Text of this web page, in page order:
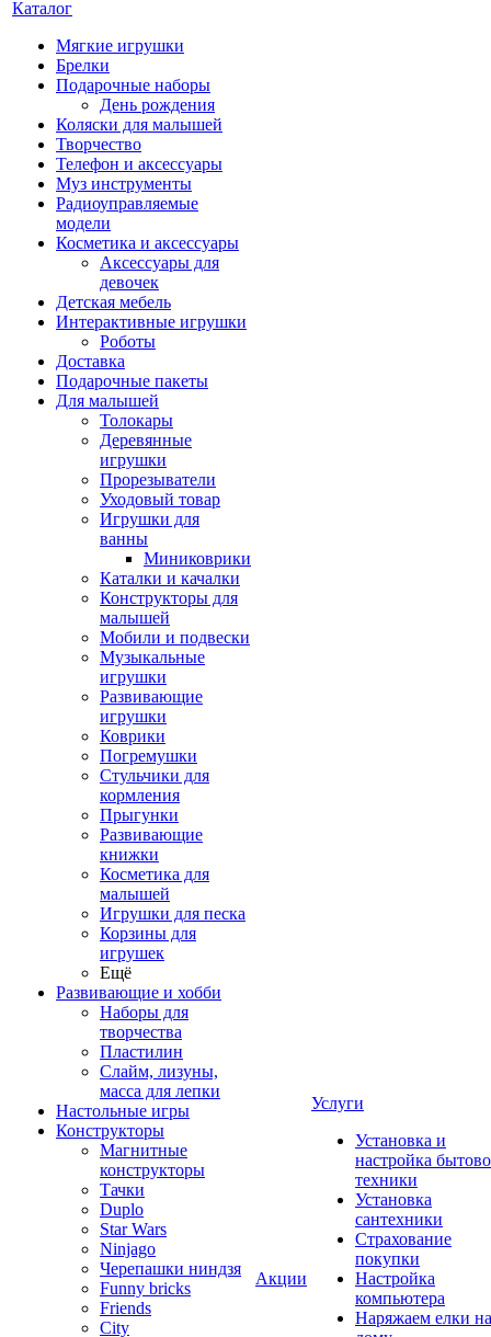
Каталог
Мягкие игрушки
Брелки
Подарочные наборы
День рождения
Коляски для малышей
Творчество
Телефон и аксессуары
Муз инструменты
Радиоуправляемые
модели
Косметика и аксессуары
Аксессуары для
девочек
Детская мебель
Интерактивные игрушки
Роботы
Доставка
Подарочные пакеты
Для малышей
Толокары
Деревянные
игрушки
Прорезыватели
Уходовый товар
Игрушки для
ванны
Миниковрики
Каталки и качалки
Конструкторы для
малышей
Мобили и подвески
Музыкальные
игрушки
Развивающие
игрушки
Коврики
Погремушки
Стульчики для
кормления
Прыгунки
Развивающие
книжки
Косметика для
малышей
Игрушки для песка
Корзины для
игрушек
Ещё
Развивающие и хобби
Наборы для
творчества
Пластилин
Слайм, лизуны,
масса для лепки
Настольные игры
Конструкторы
Магнитные
конструкторы
Тачки
Duplo
Star Wars
Ninjago
Черепашки ниндзя
Funny bricks
Friends
City
Акции
Услуги
Установка и
настройка
техники
Установка
сантехники
Страхование
покупки
Настройка
компьютера
Наряжаем елки на